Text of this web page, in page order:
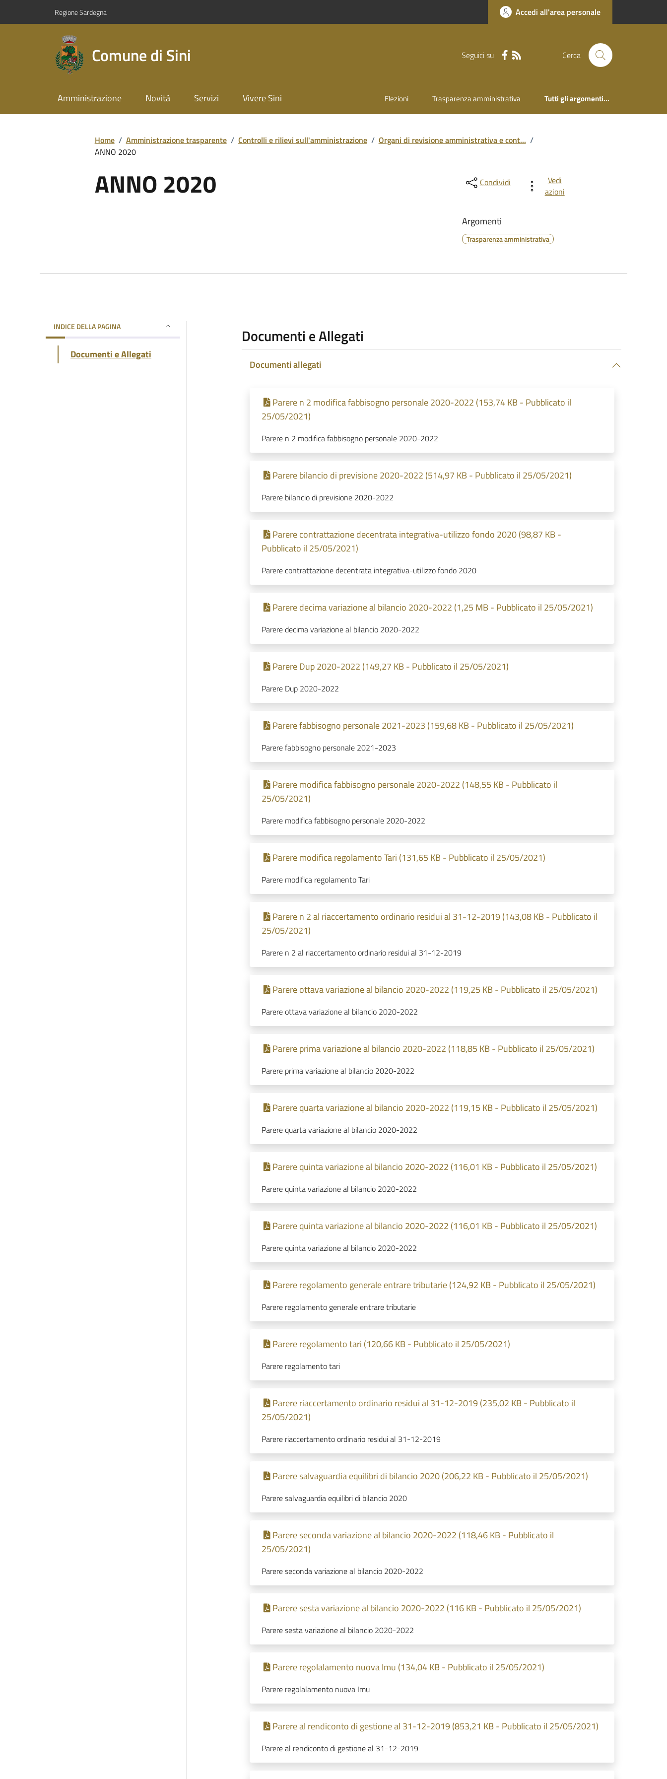
Regione Sardegna Accedi all'area personale
Comune di Sini Seguici su Cerca
Amministrazione Novità Servizi Vivere Sini Elezioni Trasparenza amministrativa Tutti gli argomenti...
Home / Amministrazione trasparente / Controlli e rilievi sull'amministrazione / Organi di revisione amministrativa e cont... /
ANNO 2020
ANNO 2020 Condividi
Vedi
azioni
Argomenti
Trasparenza amministrativa
INDICE DELLA PAGINA
Documenti e Allegati
Documenti e Allegati
Documenti allegati
Parere n 2 modifica fabbisogno personale 2020-2022 (153,74 KB - Pubblicato il
25/05/2021)
Parere n 2 modifica fabbisogno personale 2020-2022
Parere bilancio di previsione 2020-2022 (514,97 KB - Pubblicato il 25/05/2021)
Parere bilancio di previsione 2020-2022
Parere contrattazione decentrata integrativa-utilizzo fondo 2020 (98,87 KB -
Pubblicato il 25/05/2021)
Parere contrattazione decentrata integrativa-utilizzo fondo 2020
Parere decima variazione al bilancio 2020-2022 (1,25 MB - Pubblicato il 25/05/2021)
Parere decima variazione al bilancio 2020-2022
Parere Dup 2020-2022 (149,27 KB - Pubblicato il 25/05/2021)
Parere Dup 2020-2022
Parere fabbisogno personale 2021-2023 (159,68 KB - Pubblicato il 25/05/2021)
Parere fabbisogno personale 2021-2023
Parere modifica fabbisogno personale 2020-2022 (148,55 KB - Pubblicato il
25/05/2021)
Parere modifica fabbisogno personale 2020-2022
Parere modifica regolamento Tari (131,65 KB - Pubblicato il 25/05/2021)
Parere modifica regolamento Tari
Parere n 2 al riaccertamento ordinario residui al 31-12-2019 (143,08 KB - Pubblicato il
25/05/2021)
Parere n 2 al riaccertamento ordinario residui al 31-12-2019
Parere ottava variazione al bilancio 2020-2022 (119,25 KB - Pubblicato il 25/05/2021)
Parere ottava variazione al bilancio 2020-2022
Parere prima variazione al bilancio 2020-2022 (118,85 KB - Pubblicato il 25/05/2021)
Parere prima variazione al bilancio 2020-2022
Parere quarta variazione al bilancio 2020-2022 (119,15 KB - Pubblicato il 25/05/2021)
Parere quarta variazione al bilancio 2020-2022
Parere quinta variazione al bilancio 2020-2022 (116,01 KB - Pubblicato il 25/05/2021)
Parere quinta variazione al bilancio 2020-2022
Parere quinta variazione al bilancio 2020-2022 (116,01 KB - Pubblicato il 25/05/2021)
Parere quinta variazione al bilancio 2020-2022
Parere regolamento generale entrare tributarie (124,92 KB - Pubblicato il 25/05/2021)
Parere regolamento generale entrare tributarie
Parere regolamento tari (120,66 KB - Pubblicato il 25/05/2021)
Parere regolamento tari
Parere riaccertamento ordinario residui al 31-12-2019 (235,02 KB - Pubblicato il
25/05/2021)
Parere riaccertamento ordinario residui al 31-12-2019
Parere salvaguardia equilibri di bilancio 2020 (206,22 KB - Pubblicato il 25/05/2021)
Parere salvaguardia equilibri di bilancio 2020
Parere seconda variazione al bilancio 2020-2022 (118,46 KB - Pubblicato il
25/05/2021)
Parere seconda variazione al bilancio 2020-2022
Parere sesta variazione al bilancio 2020-2022 (116 KB - Pubblicato il 25/05/2021)
Parere sesta variazione al bilancio 2020-2022
Parere regolalamento nuova Imu (134,04 KB - Pubblicato il 25/05/2021)
Parere regolalamento nuova Imu
Parere al rendiconto di gestione al 31-12-2019 (853,21 KB - Pubblicato il 25/05/2021)
Parere al rendiconto di gestione al 31-12-2019